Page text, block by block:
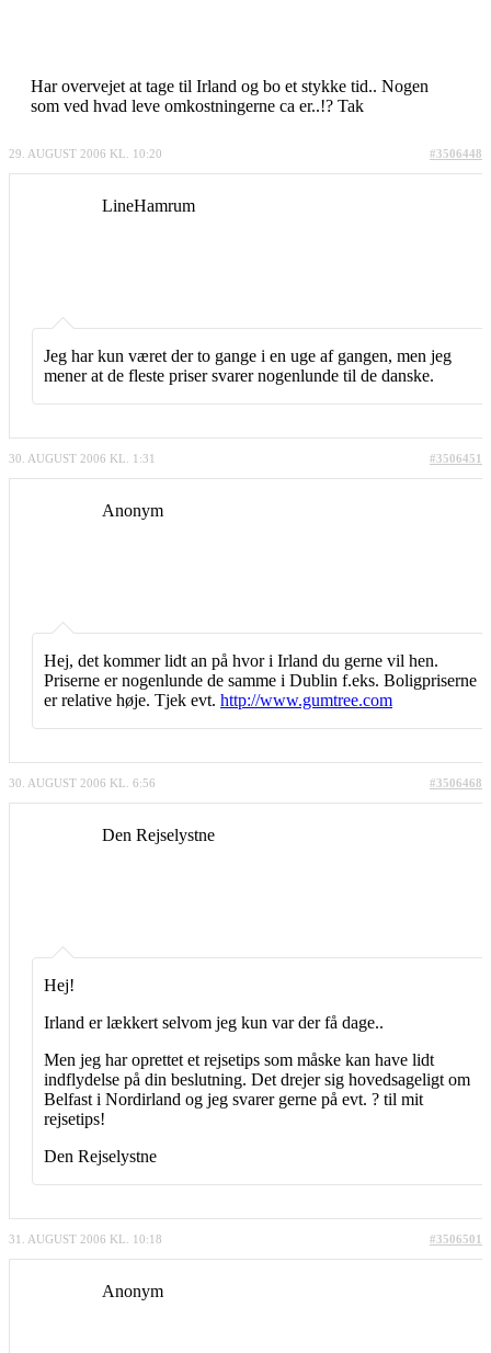
Har overvejet at tage til Irland og bo et stykke tid.. Nogen
som ved hvad leve omkostningerne ca er..!? Tak
29. AUGUST 2006 KL. 10:20 #3506448
LineHamrum
Jeg har kun været der to gange i en uge af gangen, men jeg
mener at de fleste priser svarer nogenlunde til de danske.
30. AUGUST 2006 KL. 1:31 #3506451
Anonym
Hej, det kommer lidt an på hvor i Irland du gerne vil hen.
Priserne er nogenlunde de samme i Dublin f.eks. Boligpriserne
er relative høje. Tjek evt. http://www.gumtree.com
30. AUGUST 2006 KL. 6:56 #3506468
Den Rejselystne
Hej!
Irland er lækkert selvom jeg kun var der få dage..
Men jeg har oprettet et rejsetips som måske kan have lidt
indflydelse på din beslutning. Det drejer sig hovedsageligt om
Belfast i Nordirland og jeg svarer gerne på evt. ? til mit
rejsetips!
Den Rejselystne
31. AUGUST 2006 KL. 10:18 #3506501
Anonym